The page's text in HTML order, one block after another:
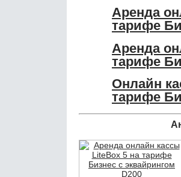
Аренда
тарифе
Аренда
тарифе
Онлайн
тарифе